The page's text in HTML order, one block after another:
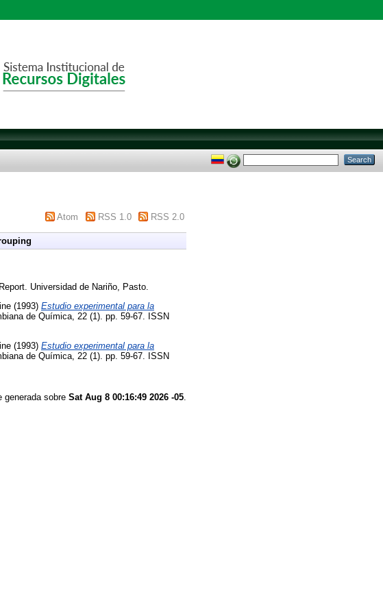
Atom RSS 1.0 RSS 2.0
Universidad de Nariño, Pasto.
(1993) Estudio experimental para la
de Química, 22 (1). pp. 59-67. ISSN
(1993) Estudio experimental para la
de Química, 22 (1). pp. 59-67. ISSN
generada sobre Sat Aug 8 00:16:49 2026 -05.